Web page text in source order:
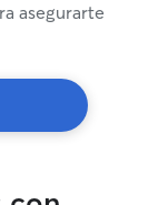
asegurarte